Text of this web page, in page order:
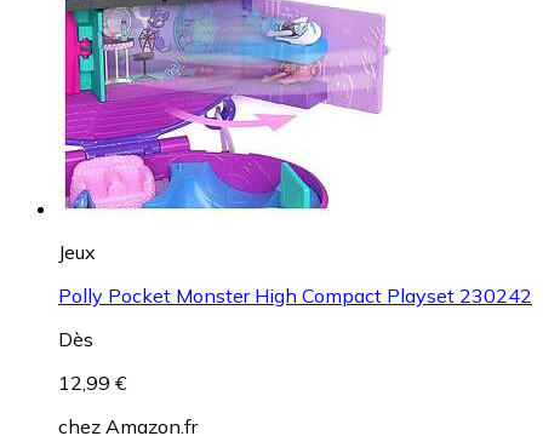
Jeux
Polly Pocket Monster High Compact Playset 230242
Dès
12,99 €
chez Amazon.fr